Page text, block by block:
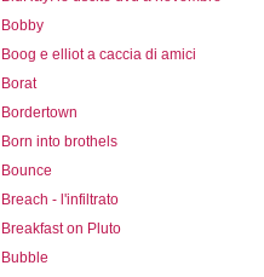
Bobby
Boog e elliot a caccia di amici
Borat
Bordertown
Born into brothels
Bounce
Breach - l'infiltrato
Breakfast on Pluto
Bubble